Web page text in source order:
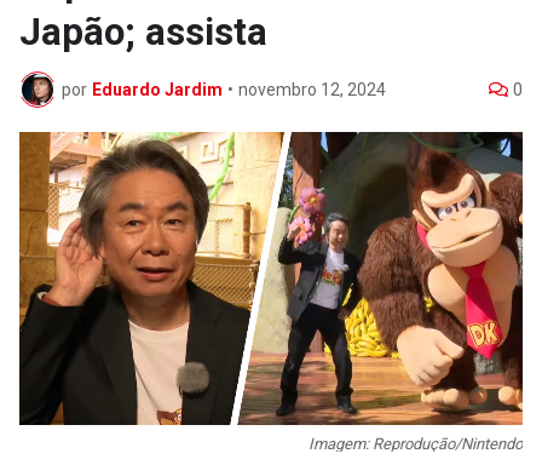
Japão; assista
por Eduardo Jardim • novembro 12, 2024 0
Imagem: Reprodução/Nintendo